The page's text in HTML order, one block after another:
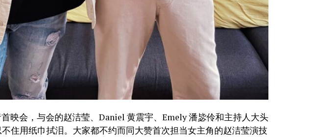
映会，与会的赵洁莹、Daniel 黄震宇、Emely 潘毖伶和主持人大头
住用纸巾拭泪。大家都不约而同大赞首次担当女主角的赵洁莹演技